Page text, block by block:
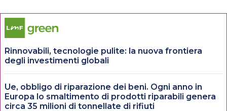
Rinnovabili, tecnologie pulite: la nuova frontiera
degli investimenti globali
Ue, obbligo di riparazione dei beni. Ogni anno in
Europa lo smaltimento di prodotti riparabili genera
circa 35 milioni di tonnellate di rifiuti